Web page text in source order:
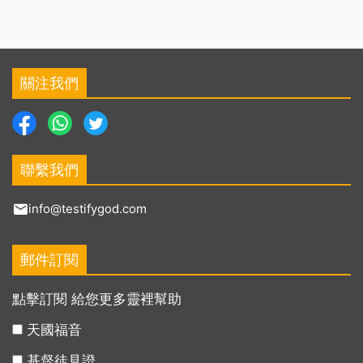
關注我們
聯繫我們
info@testifygod.com
郵件訂閱
點擊訂閱 給您更多靈裡幫助
天國福音